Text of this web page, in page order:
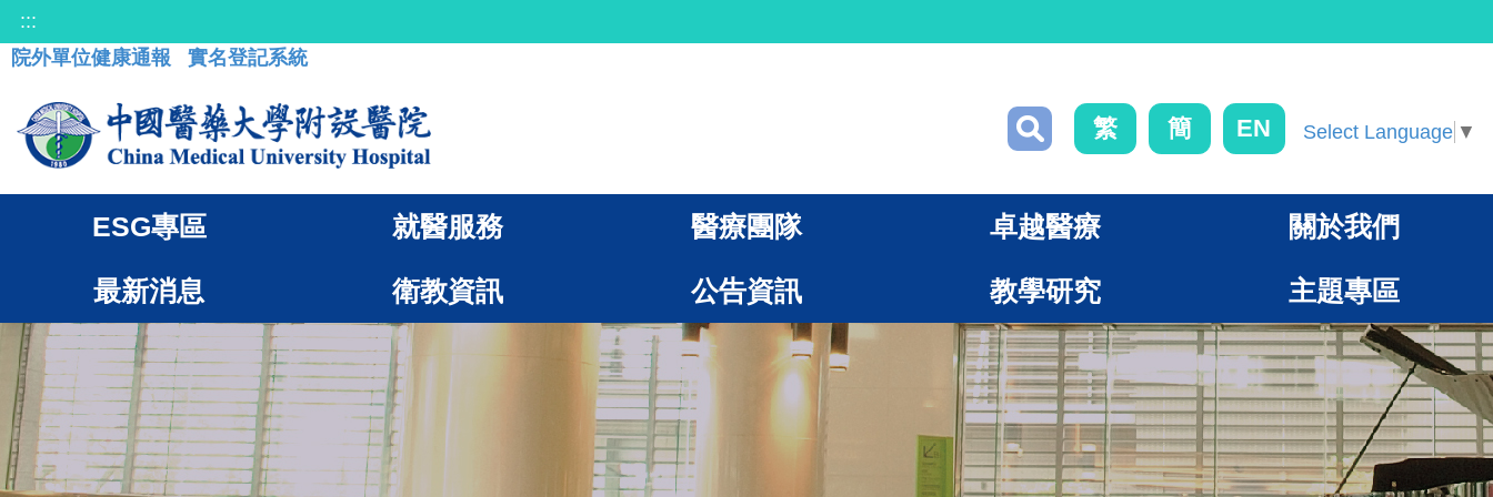
:::
院外單位健康通報
實名登記系統
繁 簡 EN Select Language ▼
ESG專區 就醫服務 醫療團隊 卓越醫療 關於我們
最新消息 衛教資訊 公告資訊 教學研究 主題專區